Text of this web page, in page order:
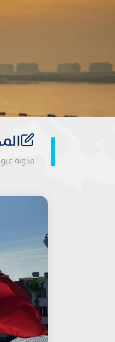
مدونة